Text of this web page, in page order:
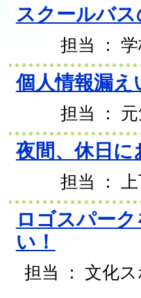
スクールバ
担当 ：
個人情報漏
担当 ：
夜間、休日
担当 ：
ロゴスパー
い！
担当 ： 文化